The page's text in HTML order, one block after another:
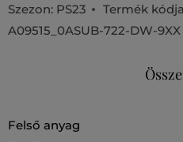
Szezon: PS23
Termék kódja
A09515_0ASUB-722-DW-9XX
felső anyag